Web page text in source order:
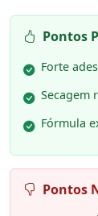
Pontos
Forte
Secagem
Fórmula
Pontos